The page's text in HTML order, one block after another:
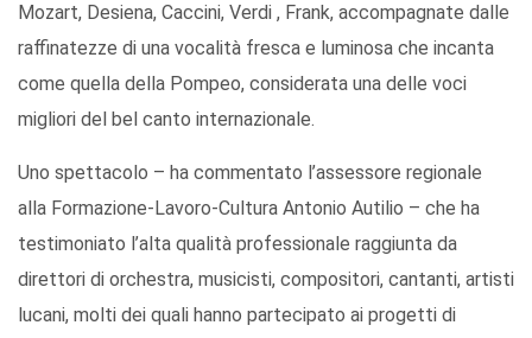
Mozart, Desiena, Caccini, Verdi , Frank, accompagnate dalle
raffinatezze di una vocalità fresca e luminosa che incanta
come quella della Pompeo, considerata una delle voci
migliori del bel canto internazionale.
Uno spettacolo – ha commentato l’assessore regionale
alla Formazione-Lavoro-Cultura Antonio Autilio – che ha
testimoniato l’alta qualità professionale raggiunta da
direttori di orchestra, musicisti, compositori, cantanti, artisti
lucani, molti dei quali hanno partecipato ai progetti di